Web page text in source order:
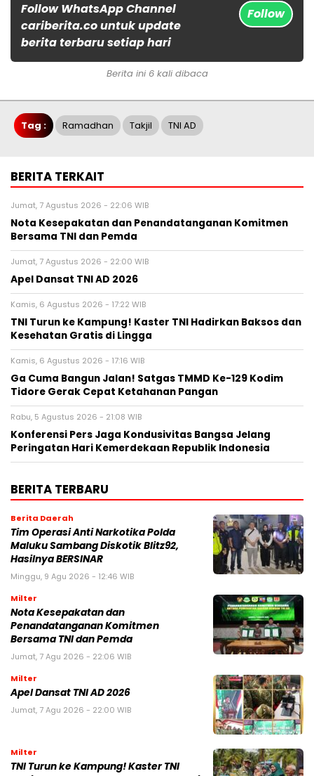
Follow WhatsApp Channel
cariberita.co untuk update
berita terbaru setiap hari
Follow
Berita ini 6 kali dibaca
Tag : Ramadhan Takjil TNI AD
BERITA TERKAIT
Jumat, 7 Agustus 2026 - 22:06 WIB
Nota Kesepakatan dan Penandatanganan Komitmen
Bersama TNI dan Pemda
Jumat, 7 Agustus 2026 - 22:00 WIB
Apel Dansat TNI AD 2026
Kamis, 6 Agustus 2026 - 17:22 WIB
TNI Turun ke Kampung! Kaster TNI Hadirkan Baksos dan
Kesehatan Gratis di Lingga
Kamis, 6 Agustus 2026 - 17:16 WIB
Ga Cuma Bangun Jalan! Satgas TMMD Ke-129 Kodim
Tidore Gerak Cepat Ketahanan Pangan
Rabu, 5 Agustus 2026 - 21:08 WIB
Konferensi Pers Jaga Kondusivitas Bangsa Jelang
Peringatan Hari Kemerdekaan Republik Indonesia
BERITA TERBARU
Berita Daerah
Tim Operasi Anti Narkotika Polda
Maluku Sambang Diskotik Blitz92,
Hasilnya BERSINAR
Minggu, 9 Agu 2026 - 12:46 WIB
Milter
Nota Kesepakatan dan
Penandatanganan Komitmen
Bersama TNI dan Pemda
Jumat, 7 Agu 2026 - 22:06 WIB
Milter
Apel Dansat TNI AD 2026
Jumat, 7 Agu 2026 - 22:00 WIB
Milter
TNI Turun ke Kampung! Kaster TNI